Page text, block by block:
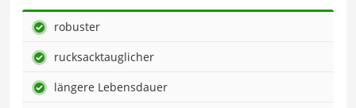
robuster
rucksacktauglicher
längere Lebensdauer